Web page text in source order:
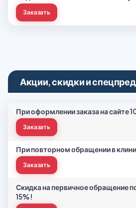
Заказать
Акции, скидки и
При оформлении заказа на сайте
Заказать
При повторном обращении в
Заказать
Скидка на первичное обращение
15%!